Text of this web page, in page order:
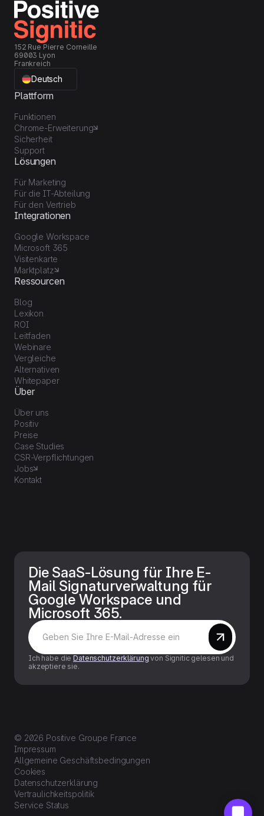
152 Rue Pierre Corneille
69003 Lyon
Frankreich
Deutsch
Plattform
Funktionen
Chrome-Erweiterung
Sicherheit
Support
Lösungen
Für Marketing
Für die IT-Abteilung
Für den Vertrieb
Integrationen
Google Workspace
Microsoft 365
Visitenkarte
Marktplatz
Ressourcen
Blog
Lexikon
ROI
Leitfaden
Webinare
Vergleiche
Alternativen
Whitepaper
Über
Über uns
Positiv
Preise
Case Studies
CSR-Verpflichtungen
Jobs
Kontakt
Die SaaS-Lösung für Ihre E-
Mail Signaturverwaltung für
Google Workspace und
Microsoft 365.
Ich habe dieDatenschutzerklärung von Signitic gelesen und
akzeptiere sie.
© 2026 Positive Groupe France
Impressum
Allgemeine Geschäftsbedingungen
Cookies
Datenschutzerklärung
Vertraulichkeitspolitik
Service Status